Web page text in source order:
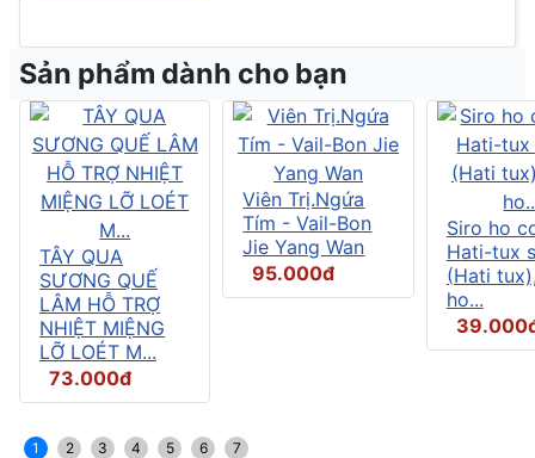
Sản phẩm dành cho bạn
TÂY QUA
SƯƠNG QUẾ
LÂM HỖ TRỢ
NHIỆT MIỆNG
LỠ LOÉT M...
73.000đ
Viên Trị.Ngứa
Tím - Vail-Bon
Jie Yang Wan
95.000đ
Siro ho
Hati-tux
(Hati
ho...
1 2 3 4 5 6 7